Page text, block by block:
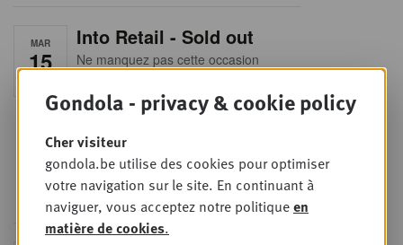
MAR
15
Into Retail - Sold out
Ne manquez pas cette occasion
unique de comprendre en profondeur
mise à jour essentielle, vous
découvrirez les stratégies des
obtiendrez une vision claire du profil
des shoppers et recueillerez des
insights indispensables dans un
secteur en plein
Gondola - privacy & cookie policy
Cher visiteur
gondola.be utilise des cookies pour optimiser
votre navigation sur le site. En continuant à
naviguer, vous acceptez notre politiqueen
matière de cookies.